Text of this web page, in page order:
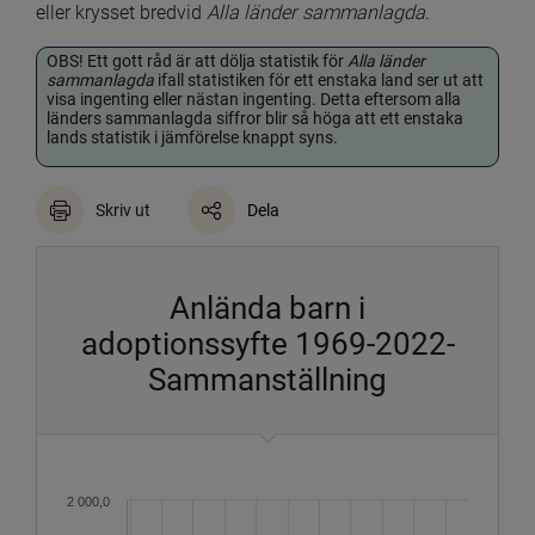
eller krysset bredvid Alla länder sammanlagda
OBS! Ett gott råd är att dölja statistik för Alla länder
sammanlagda ifall statistiken för ett enstaka land ser ut att
visa ingenting eller nästan ingenting. Detta eftersom alla
länders sammanlagda siffror blir så höga att ett enstaka
lands statistik i jämförelse knappt syns.
Skriv ut Dela
Anlända barn i
adoptionssyfte 1969-2022-
Sammanställning
2 000,0